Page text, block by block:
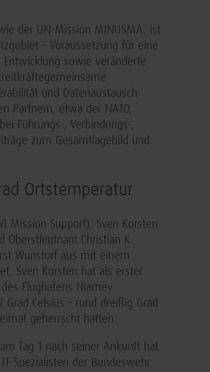
der UN-Mission MINUSMA, ist
– Voraussetzung für eine
sowie veränderte
und Datenaustausch
Partnern, etwa der NATO,
Führungs-, Verbindungs-,
zum Gesamtlagebild und
Ortstemperatur
Mission Support), Sven Korsten
Oberstleutnant Christian K.
Wunstorf aus mit einem
Sven Korsten hat als erster
Flughafens Niamey
Celsius – rund dreißig Grad
geherrscht hatten.
Tag 1 nach seiner Ankunft hat
Spezialisten der Bundeswehr